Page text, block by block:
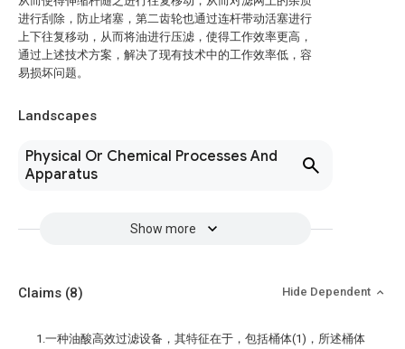
进行刮除，防止堵塞，第二齿轮也通过连杆带动活塞进行
上下往复移动，从而将油进行压滤，使得工作效率更高，
通过上述技术方案，解决了现有技术中的工作效率低，容
易损坏问题。
Landscapes
Physical Or Chemical Processes And
Apparatus
Show more
Claims (8) Hide Dependent
1.一种油酸高效过滤设备，其特征在于，包括桶体(1)，所述桶体